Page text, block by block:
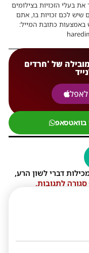
בעלי הזכויות בצילומים
שיש לכם זכויות בו, אתם
באמצעות כתובת המייל:
של 'חרדים
לאפל
בוואטסאפ
דברי לשון הרע,
לתגובות.